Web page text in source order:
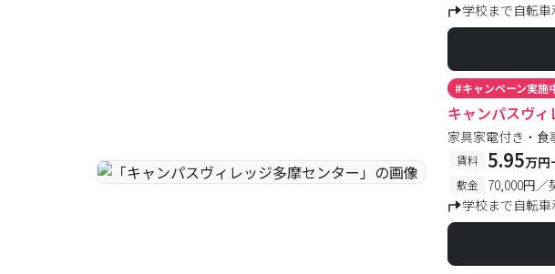
学校まで自転車
#キャンペーン実施
キャンパスヴ
家具家電付き・
賃料 5.95万円-
敷金 70,000円／
学校まで自転車